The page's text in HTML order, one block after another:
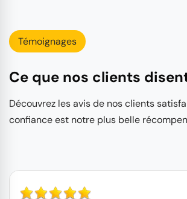
Témoignages
Ce que nos clients
Découvrez les avis de nos clients
confiance est notre plus belle